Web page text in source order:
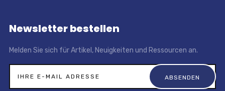
Newsletter bestellen
Melden Sie sich für Artikel, Neuigkeiten und Ressourcen an.